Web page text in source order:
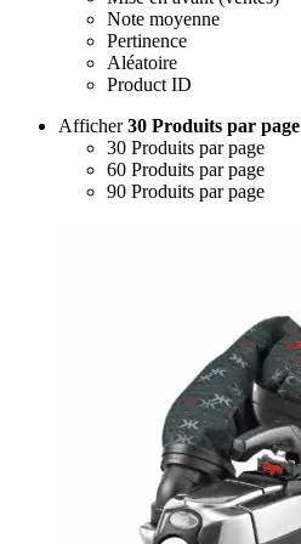
Note moyenne
Pertinence
Aléatoire
Product ID
Afficher30 Produits par page
30 Produits par page
60 Produits par page
90 Produits par page